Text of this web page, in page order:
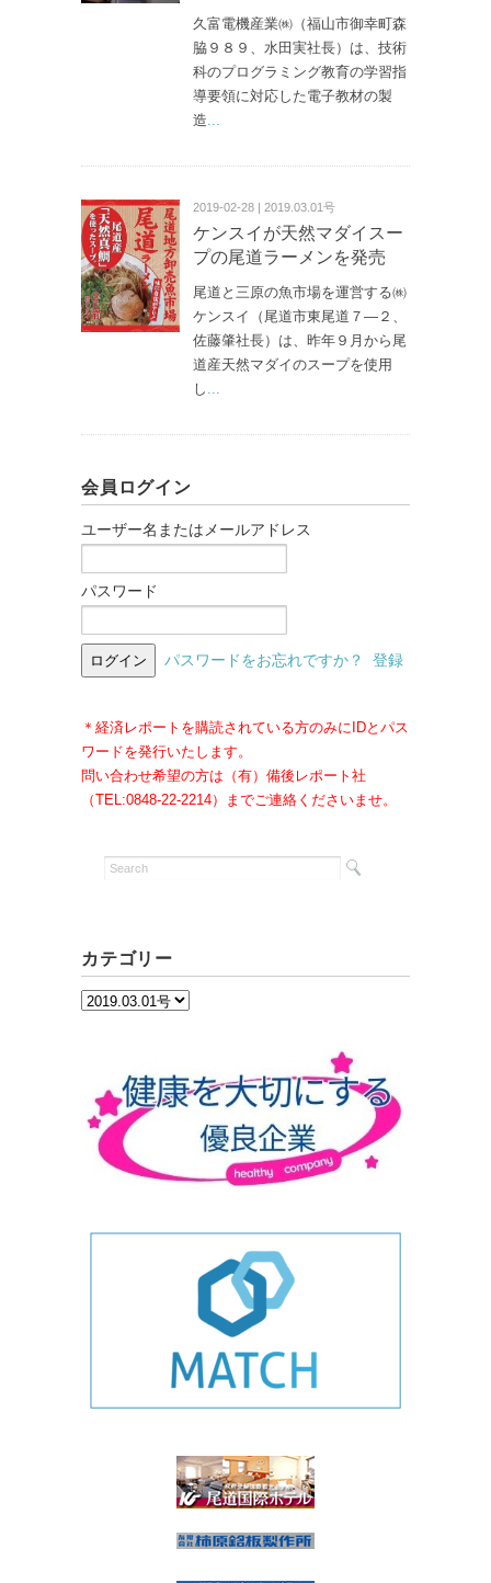
久富電機産業㈱（福山市御幸町森
脇９８９、水田実社長）は、技術
科のプログラミング教育の学習指
導要領に対応した電子教材の製
造
2019-02-28 | 2019.03.01号
ケンスイが天然マダイスー
プの尾道ラーメンを発売
尾道と三原の魚市場を運営する㈱
ケンスイ（尾道市東尾道７—２、
佐藤肇社長）は、昨年９月から尾
道産天然マダイのスープを使用
し
会員ログイン
ユーザー名またはメールアドレス
パスワード
パスワードをお忘れですか？ 登録
＊経済レポートを購読されている方のみにIDとパス
ワードを発行いたします。
問い合わせ希望の方は（有）備後レポート社
（TEL:0848-22-2214）までご連絡くださいませ。
カテゴリー
カ